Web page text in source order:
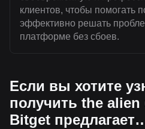
клиентов, чтобы помогать
эффективно решать
платформе без сбоев.
Если вы хотите
получить the alien
Bitget